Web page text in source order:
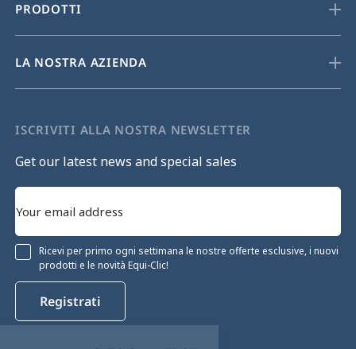
PRODOTTI
LA NOSTRA AZIENDA
ISCRIVITI ALLA NOSTRA NEWSLETTER
Get our latest news and special sales
Ricevi per primo ogni settimana le nostre offerte esclusive, i nuovi
prodotti e le novità Equi-Clic!
Registrati